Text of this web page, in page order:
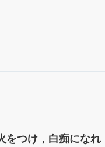
をつけ，白痴になれ